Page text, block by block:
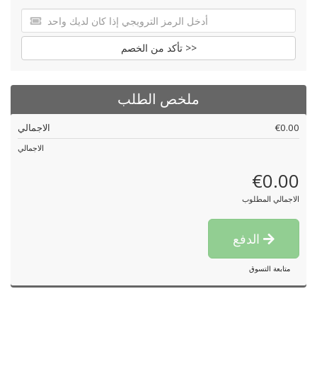
تأكد من الخصم >>
ملخص الطلب
الاجمالي €0.00
الاجمالي
€0.00
الاجمالي المطلوب
متابعة التسوق